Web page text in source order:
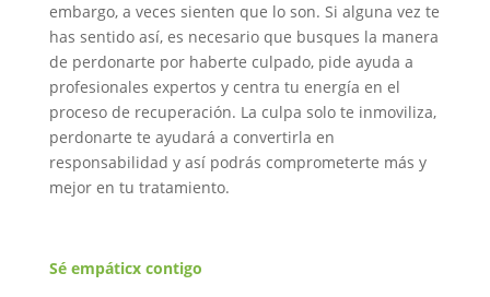
embargo, a veces sienten que lo son. Si alguna vez te
has sentido así, es necesario que busques la manera
de perdonarte por haberte culpado, pide ayuda a
profesionales expertos y centra tu energía en el
proceso de recuperación. La culpa solo te inmoviliza,
perdonarte te ayudará a convertirla en
responsabilidad y así podrás comprometerte más y
mejor en tu tratamiento.
Sé empáticx contigo